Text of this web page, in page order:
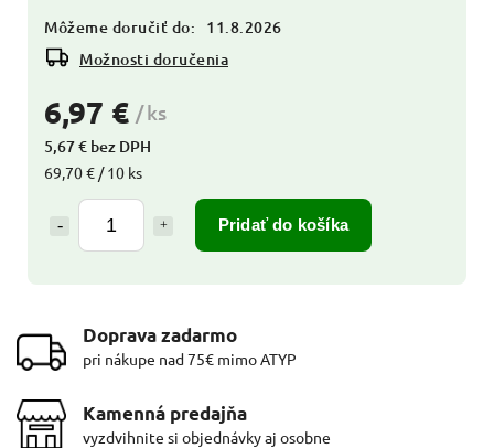
6,97 € / ks
5,67 € bez DPH
69,70 € / 10 ks
Pridať do košíka
Môžeme doručiť do:
11.8.2026
Možnosti doručenia
Doprava zadarmo
pri nákupe nad 75€ mimo ATYP
Kamenná predajňa
vyzdvihnite si objednávky aj osobne